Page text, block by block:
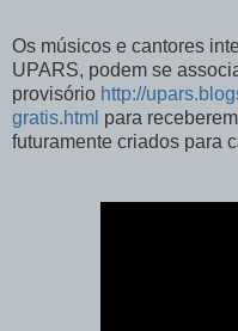
Os músicos e cantores
UPARS, podem se
provisório http://
gratis.html para
futuramente criados para